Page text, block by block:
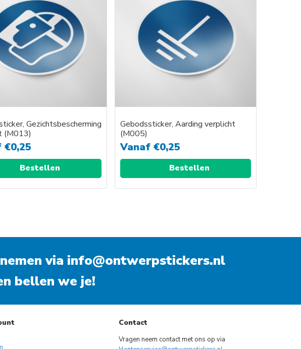
Gezichtsbescherming
(M013)
€0,25
Bestellen
Gebodssticker, Aarding verplicht
(M005)
Vanaf€0,25
Bestellen
via info@ontwerpstickers.nl
bellen we je!
Contact
Vragen neem contact met ons op via